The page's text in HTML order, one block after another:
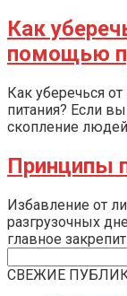
Как
помощью
Как уберечься
питания? Если
скопление
Принципы
Избавление от
разгрузочных
главное
СВЕЖИЕ